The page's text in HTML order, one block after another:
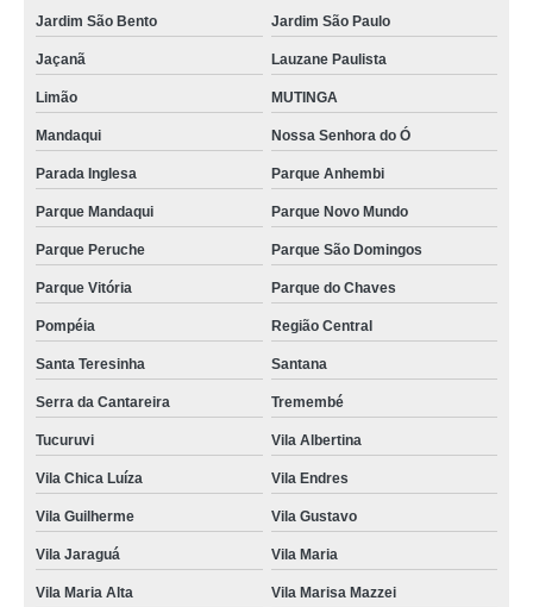
valor de hidratação em bancos de couro Juquitiba
hidratação couro veículos preço São Bernardo Centro
serviço de hidratação banco de couro de carros Alto do Pari
hidratações do couro automotivo São José dos Campos
hidratações banco de couro de carros Zona Norte
serviço de hidratação em bancos de couro Jundiaí
hidratação do couro automotivo Vila Nivi
hidratação do couro automotivo Parada Inglesa
hidratações couro automotivo Alphaville
hidratação em couro de carros preço Cantareira
valor de hidratação do couro automotivo Jardim Antártica
hidratações em couro de carros Jardim Santa Cruz
hidratação em bancos de couro preço Caierias
Jardim São Bento Jardim São Paulo
Jaçanã Lauzane Paulista
Limão MUTINGA
Mandaqui Nossa Senhora do Ó
Parada Inglesa Parque Anhembi
Parque Mandaqui Parque Novo Mundo
Parque Peruche Parque São Domingos
Parque Vitória Parque do Chaves
Pompéia Região Central
Santa Teresinha Santana
Serra da Cantareira Tremembé
Tucuruvi Vila Albertina
Vila Chica Luíza Vila Endres
Vila Guilherme Vila Gustavo
Vila Jaraguá Vila Maria
Vila Maria Alta Vila Marisa Mazzei